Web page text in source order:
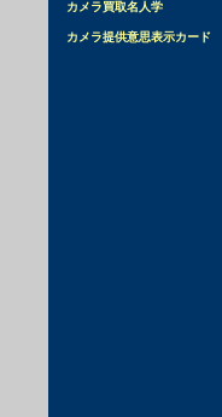
カメラ買取名人学
カメラ提供意思表示カード